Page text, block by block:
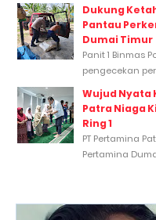
Dukung
Pantau
Dumai Timur
Panit 1 Binmas
pengecekan
Wujud Nyata
Patra Niaga
Ring 1
PT Pertamina
Pertamina